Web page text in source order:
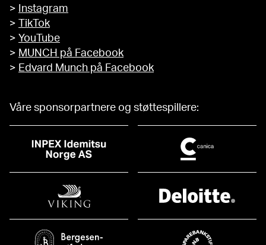
>
Instagram
>
TikTok
> YouTube
> MUNCH på Facebook
> Edvard Munch på Facebook
Våre sponsorpartnere og støttespillere: